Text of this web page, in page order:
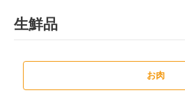
生鮮品
お肉